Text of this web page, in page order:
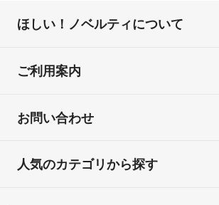
ほしい！ノベルティについて
ご利用案内
お問い合わせ
人気のカテゴリから探す